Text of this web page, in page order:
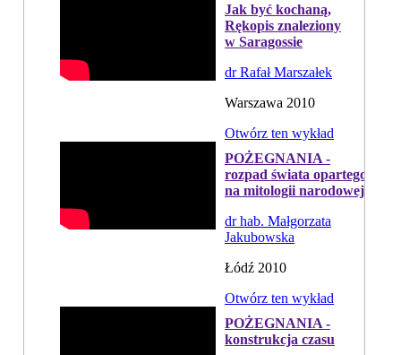
Jak być kochaną,
Rękopis znaleziony
w Saragossie
dr Rafał Marszałek
Warszawa 2010
Otwórz ten wykład
POŻEGNANIA -
rozpad świata opartego
na mitologii narodowej
dr hab. Małgorzata
Jakubowska
Łódź 2010
Otwórz ten wykład
POŻEGNANIA -
konstrukcja czasu